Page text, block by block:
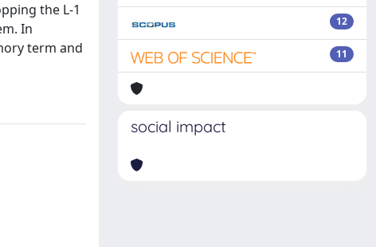
the L-1
In
term and
12
11
social impact